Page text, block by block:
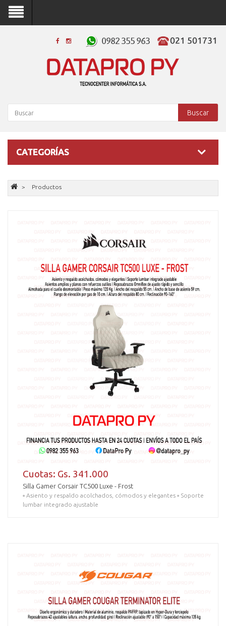
Buscar
CATEGORÍAS
Productos
Cuotas: Gs. 341.000
Silla Gamer Corsair TC500 Luxe - Frost
▫️ Asiento y respaldo acolchados, cómodos y elegantes ▫️ Soporte
lumbar integrado ajustable